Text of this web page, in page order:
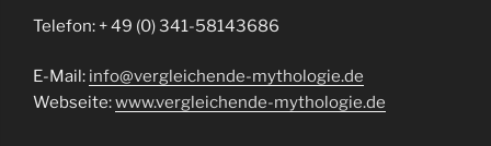
Telefon: + 49 (0) 341-58143686
E-Mail: info@vergleichende-mythologie.de
Webseite:www.vergleichende-mythologie.de